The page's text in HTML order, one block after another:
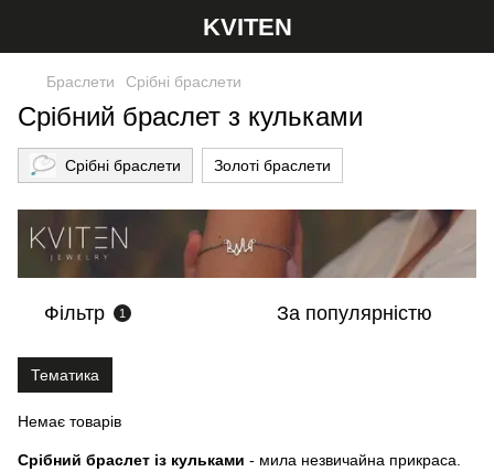
KVITEN
Браслети Срібні браслети
Срібний браслет з кульками
Срібні браслети Золоті браслети
Фільтр 1 За популярністю
Тематика
Немає товарів
Срібний браслет із кульками - мила незвичайна прикраса.